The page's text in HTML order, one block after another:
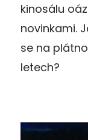
kinosálu
novinkami.
se na
letech?